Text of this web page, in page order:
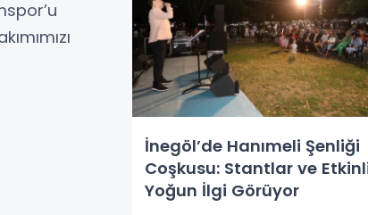
İnegöl’de Hanımeli Şenliği
Coşkusu: Stantlar ve
Yoğun İlgi Görüyor